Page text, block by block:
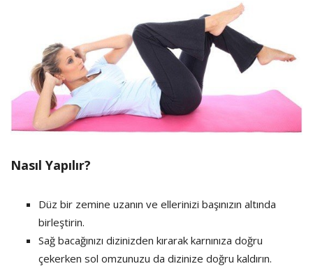
Nasıl Yapılır?
Düz bir zemine uzanın ve ellerinizi başınızın altında
birleştirin.
Sağ bacağınızı dizinizden kırarak karnınıza doğru
çekerken sol omzunuzu da dizinize doğru kaldırın.